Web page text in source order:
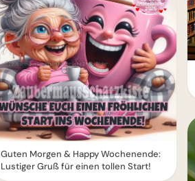
Guten Morgen & Happy Wochenende:
Lustiger Gruß für einen tollen Start!